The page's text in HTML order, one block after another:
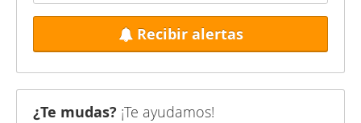
Recibir alertas
¿Te mudas? ¡Te ayudamos!